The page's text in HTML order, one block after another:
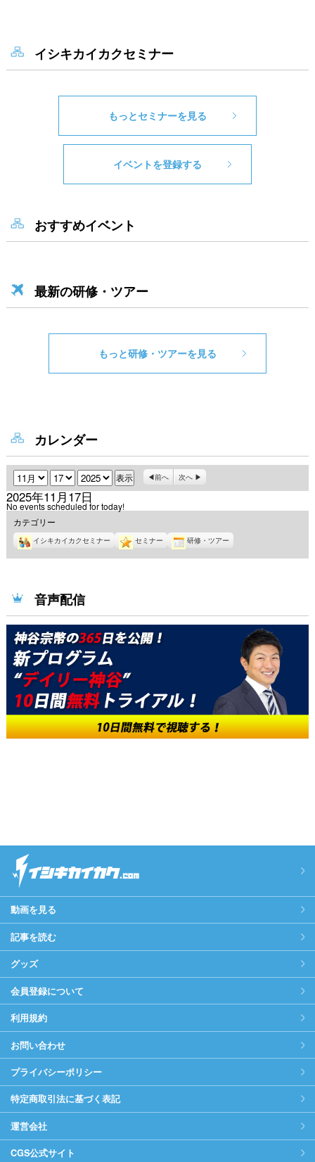
イシキカイカクセミナー
もっとセミナーを見る
イベントを登録する
おすすめイベント
最新の研修・ツアー
もっと研修・ツアーを見る
カレンダー
月 日 年 前へ 次へ
2025年11月17日
No events scheduled for today!
カテゴリー
イシキカイカクセミナー セミナー 研修・ツアー
音声配信
動画を見る
記事を読む
グッズ
会員登録について
利用規約
お問い合わせ
プライバシーポリシー
特定商取引法に基づく表記
運営会社
CGS公式サイト